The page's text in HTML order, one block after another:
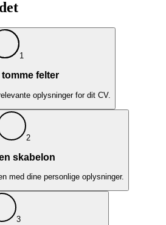
1
felter
oplysninger for dit CV.
2
skabelon
med dine personlige oplysninger.
3